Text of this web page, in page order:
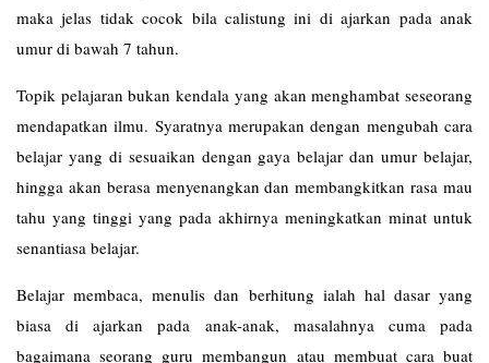
maka jelas tidak cocok bila calistung ini di ajarkan pada anak
umur di bawah 7 tahun.
Topik pelajaran bukan kendala yang akan menghambat seseorang
mendapatkan ilmu. Syaratnya merupakan dengan mengubah cara
belajar yang di sesuaikan dengan gaya belajar dan umur belajar,
hingga akan berasa menyenangkan dan membangkitkan rasa mau
tahu yang tinggi yang pada akhirnya meningkatkan minat untuk
senantiasa belajar.
Belajar membaca, menulis dan berhitung ialah hal dasar yang
biasa di ajarkan pada anak-anak, masalahnya cuma pada
bagaimana seorang guru membangun atau membuat cara buat